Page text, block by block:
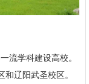
流学科建设高校。
辽阳武圣校区。